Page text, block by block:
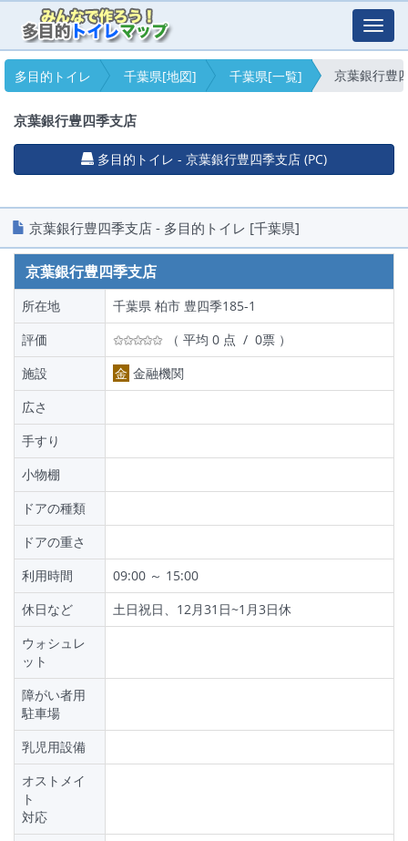
多目的トイレ
千葉県[地図] 千葉県[一覧] 京葉銀行豊
京葉銀行豊四季支店
多目的トイレ - 京葉銀行豊四季支店 (PC)
京葉銀行豊四季支店 - 多目的トイレ [千葉県]
京葉銀行豊四季支店
所在地
千葉県 柏市 豊四季185-1
評価
（ 平均 0 点 / 0票 ）
施設
金 金融機関
広さ
手すり
小物棚
ドアの種類
ドアの重さ
利用時間
09:00 ～ 15:00
休日など
土日祝日、12月31日~1月3日休
ウォシュレ
ット
障がい者用
駐車場
乳児用設備
オストメイ
ト
対応